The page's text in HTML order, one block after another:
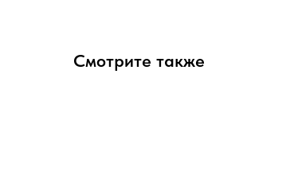
Смотрите также